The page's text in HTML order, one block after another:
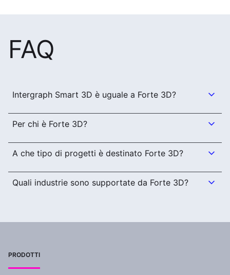
FAQ
Intergraph Smart 3D è uguale a Forte 3D?
Per chi è Forte 3D?
A che tipo di progetti è destinato Forte 3D?
Quali industrie sono supportate da Forte 3D?
PRODOTTI